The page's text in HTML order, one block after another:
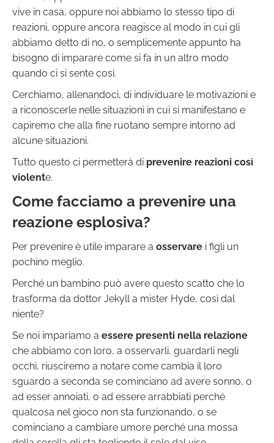
vive in casa, oppure noi abbiamo lo stesso tipo di
reazioni, oppure ancora reagisce al modo in cui gli
abbiamo detto di no, o semplicemente appunto ha
bisogno di imparare come si fa in un altro modo
quando ci si sente così.
Cerchiamo, allenandoci, di individuare le motivazioni e
a riconoscerle nelle situazioni in cui si manifestano e
capiremo che alla fine ruotano sempre intorno ad
alcune situazioni.
Tutto questo ci permetterà di prevenire reazioni così
violente.
Come facciamo a prevenire una
reazione esplosiva?
Per prevenire è utile imparare a osservare i figli un
pochino meglio.
Perché un bambino può avere questo scatto che lo
trasforma da dottor Jekyll a mister Hyde, così dal
niente?
Se noi impariamo a essere presenti nella relazione
che abbiamo con loro, a osservarli, guardarli negli
occhi, riusciremo a notare come cambia il loro
sguardo a seconda se cominciano ad avere sonno, o
ad esser annoiati, o ad essere arrabbiati perché
qualcosa nel gioco non sta funzionando, o se
cominciano a cambiare umore perché una mossa